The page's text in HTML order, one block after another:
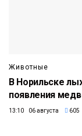
Животные
В Норильске
появления
13:10 06 августа 605